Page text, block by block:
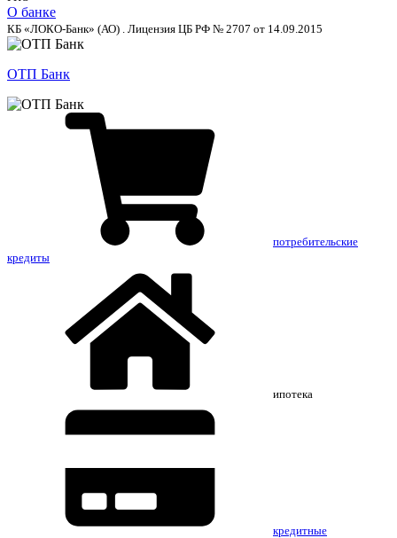
О банке
КБ «ЛОКО-Банк» (АО) . Лицензия ЦБ РФ № 2707 от 14.09.2015
ОТП Банк
потребительские
кредиты
ипотека
кредитные